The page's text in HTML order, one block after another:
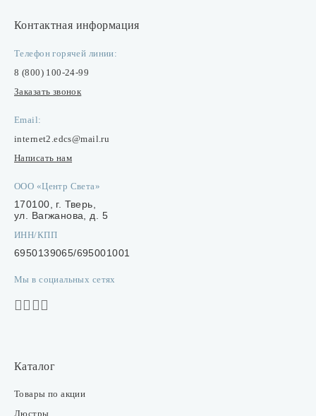
Контактная информация
Телефон горячей линии:
8 (800) 100-24-99
Заказать звонок
Email:
internet2.edcs@mail.ru
Написать нам
ООО «Центр Света»
170100, г. Тверь,
ул. Вагжанова, д. 5
ИНН/КПП
6950139065/695001001
Мы в социальных сетях
Каталог
Товары по акции
Люстры